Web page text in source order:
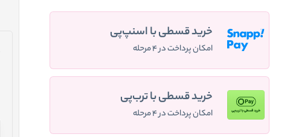
خرید قسطی با اسنپ‌پی
امکان پرداخت در ۴ مرحله
خرید قسطی با ترب‌پی
امکان پرداخت در ۴ مرحله